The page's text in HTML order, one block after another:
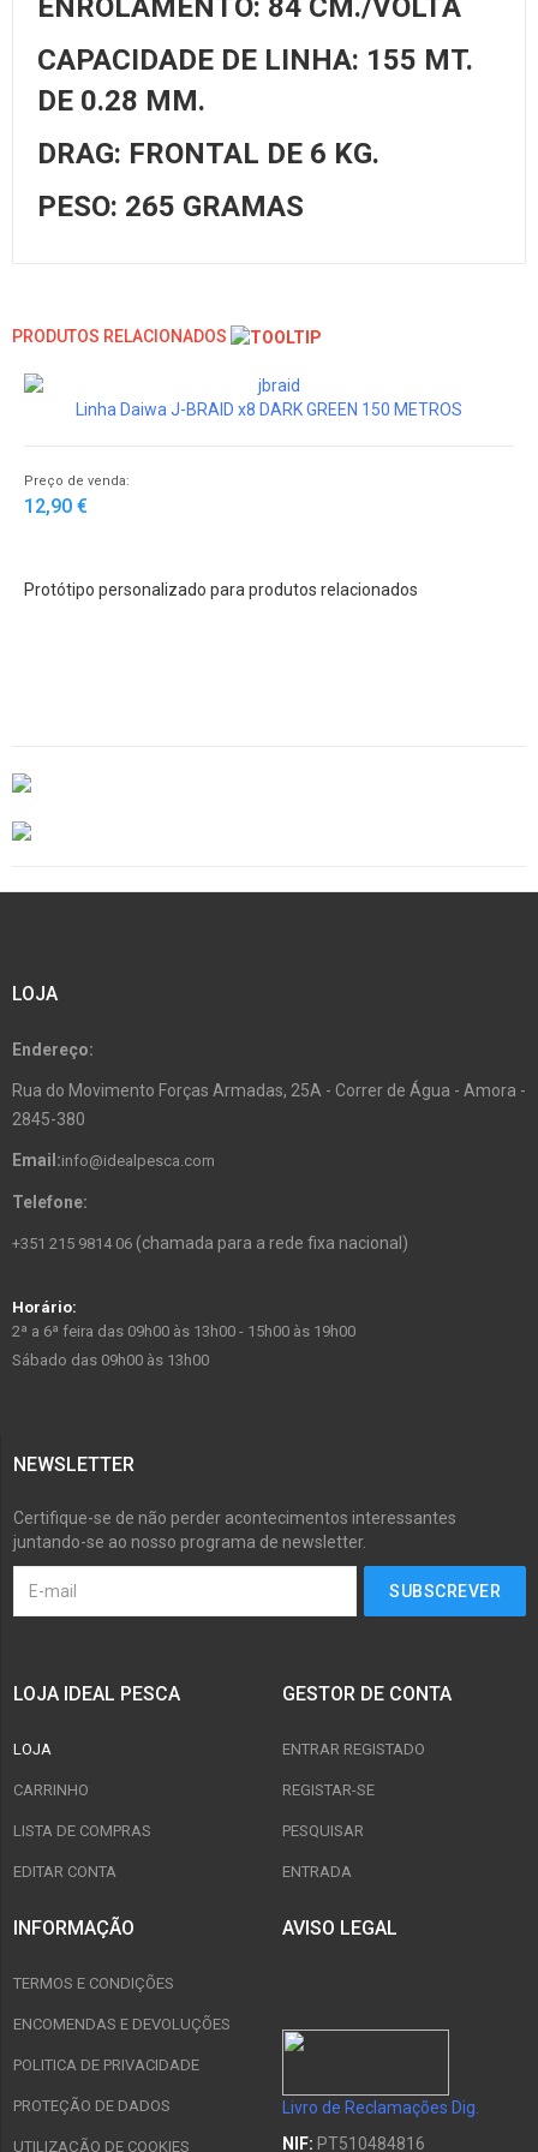
CAPACIDADE DE LINHA: 155 MT.
DE 0.28 MM.
DRAG: FRONTAL DE 6 KG.
PESO: 265 GRAMAS
PRODUTOS RELACIONADOS
Linha Daiwa J-BRAID x8 DARK GREEN 150 METROS
Preço de venda:
12,90 €
Protótipo personalizado para produtos relacionados
LOJA
Endereço:
Rua do Movimento Forças Armadas, 25A - Correr de Água - Amora -
2845-380
Email:info@idealpesca.com
Telefone:
+351 215 9814 06 (chamada para a rede fixa nacional)
Horário:
2ª a 6ª feira das 09h00 às 13h00 - 15h00 às 19h00
Sábado das 09h00 às 13h00
NEWSLETTER
Certifique-se de não perder acontecimentos interessantes
juntando-se ao nosso programa de newsletter.
LOJA IDEAL PESCA
LOJA
CARRINHO
LISTA DE COMPRAS
EDITAR CONTA
GESTOR DE CONTA
ENTRAR REGISTADO
REGISTAR-SE
PESQUISAR
ENTRADA
INFORMAÇÃO
TERMOS E CONDIÇÕES
ENCOMENDAS E DEVOLUÇÕES
POLITICA DE PRIVACIDADE
PROTEÇÃO DE DADOS
UTILIZAÇÃO DE COOKIES
AVISO LEGAL
Livro de Reclamações Dig.
NIF: PT510484816